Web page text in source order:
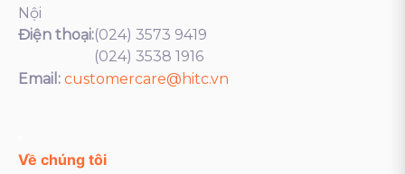
Nội
Điện thoại:(024) 3573 9419
(024) 3538 1916
Email: customercare@hitc.vn
Về chúng tôi